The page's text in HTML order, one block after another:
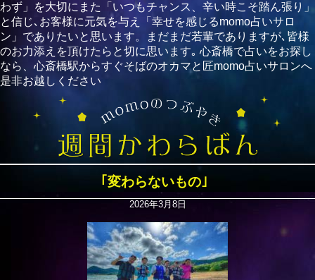
わず」を大切にまた「いつもチャンス、辛い時こそ踏ん張り」
と信じ､お客様に元気を与え「幸せを感じるmomo占いサロ
ン」でありたいと思います。まだまだ若輩でありますが､皆様
のお力添えを頂けたらと切に思います｡ 心斎橋で占いをお探し
なら、心斎橋駅からすぐそばのオカマと匠momo占いサロンへ
是非お越しください
｢変わらないもの｣
2026年3月8日